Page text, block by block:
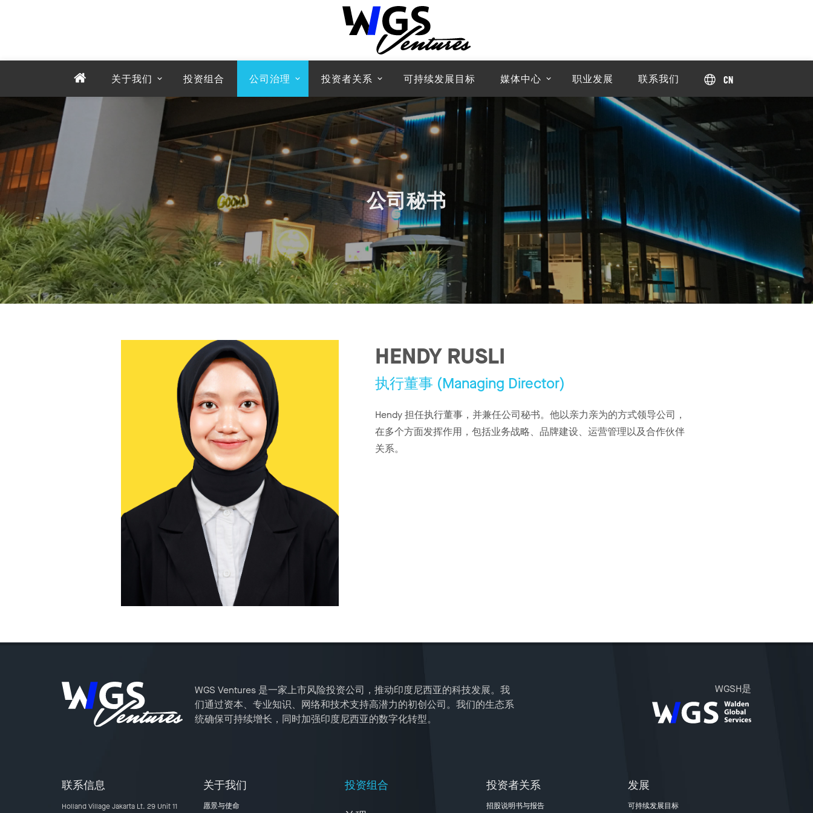
关于我们 投资组合 公司治理 投资者关系 可持续发展目标 媒体中心 职业发展 联系我们 CN
公司秘书
HENDY RUSLI
执行董事 (Managing Director)
Hendy 担任执行董事，并兼任公司秘书。他以亲力亲为的方式领导公司，
在多个方面发挥作用，包括业务战略、品牌建设、运营管理以及合作伙伴
关系。
WGS Ventures 是一家上市风险投资公司，推动印度尼西亚的科技发展。我
们通过资本、专业知识、网络和技术支持高潜力的初创公司。我们的生态系
统确保可持续增长，同时加强印度尼西亚的数字化转型。
WGSH是
联系信息
Holland Village Jakarta Lt. 29 Unit 11
关于我们
愿景与使命
投资组合 投资者关系
招股说明书与报告
发展
可持续发展目标